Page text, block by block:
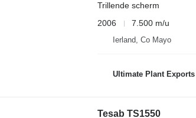
Trillende scherm
2006
7.500 m/u
Ierland, Co Mayo
Ultimate Plant Exports
Tesab TS1550